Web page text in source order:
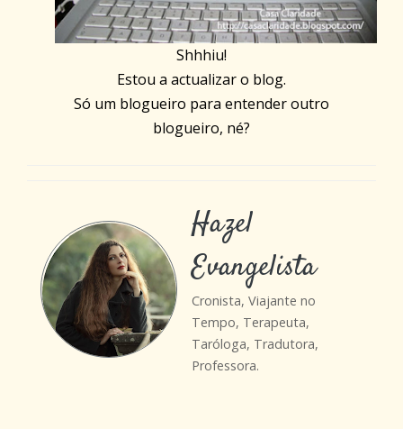
Shhhiu!
Estou a actualizar o blog.
Só um blogueiro para entender outro
blogueiro, né?
Hazel
Evangelista
Cronista, Viajante no
Tempo, Terapeuta,
Taróloga, Tradutora,
Professora.